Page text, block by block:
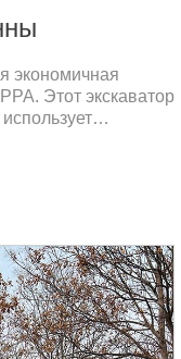
экономичная
Этот экскаватор
вибрации. Этот
позволяет машине
стрела,